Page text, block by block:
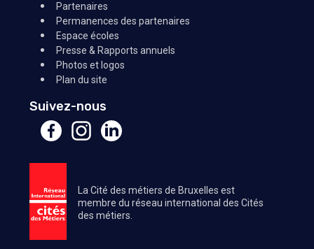
Partenaires
Permanences des partenaires
Espace écoles
Presse & Rapports annuels
Photos et logos
Plan du site
Suivez-nous
La Cité des métiers de Bruxelles est
membre du réseau international des Cités
des métiers.